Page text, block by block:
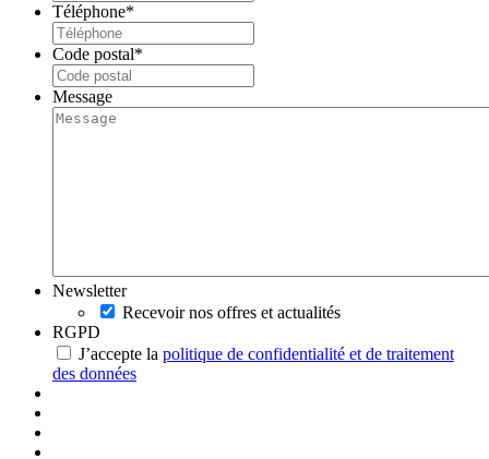
Téléphone*
Code postal*
Message
Newsletter
Recevoir nos offres et actualités
RGPD
J’accepte la politique de confidentialité et de traitement
des données